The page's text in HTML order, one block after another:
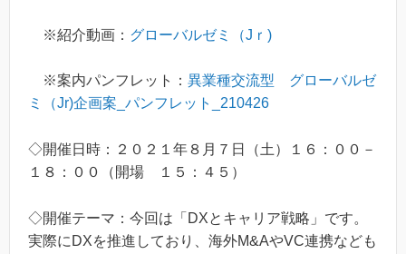
※紹介動画： グローバルゼミ（Jｒ)
※案内パンフレット： 異業種交流型 グローバルゼ
ミ（Jr)企画案_パンフレット_210426
◇開催日時：２０２１年８月７日（土）１６：００－
１８：００（開場 １５：４５）
◇開催テーマ：今回は「DXとキャリア戦略」です。
実際にDXを推進しており、海外M&AやVC連携なども